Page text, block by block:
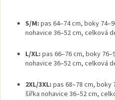
S/M: pas 64–74 cm, boky
nohavice 36–52 cm, celková
L/XL: pas 66–76 cm, boky
nohavice 36–52 cm, celková
2XL/3XL: pas 68–78 cm, boky
šířka nohavice 36–52 cm,